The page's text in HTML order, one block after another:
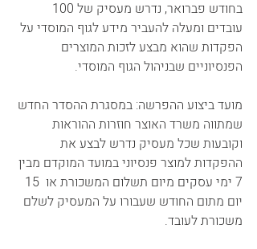
עובדים ומעלה להעביר מידע לגוף המוסדי על
הפקדות שהוא מבצע לזכות המוצרים
הפנסיוניים שבניהול הגוף המוסדי.
מועד ביצוע ההפרשה: במסגרת ההסדר החדש
שמתווה משרד האוצר חוזרות ההוראות
וקובעות שכל מעסיק נדרש לבצע את
ההפקדות למוצר פנסיוני במועד המוקדם מבין
יום מתום החודש שעבורו על המעסיק לשלם
משכורת לעובד.